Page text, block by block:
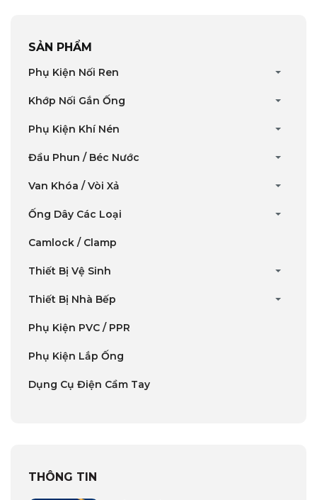
SẢN PHẨM
Phụ Kiện Nối Ren
Khớp Nối Gắn Ống
Phụ Kiện Khí Nén
Đầu Phun / Béc Nước
Van Khóa / Vòi Xả
Ống Dây Các Loại
Camlock / Clamp
Thiết Bị Vệ Sinh
Thiết Bị Nhà Bếp
Phụ Kiện PVC / PPR
Phụ Kiện Lắp Ống
Dụng Cụ Điện Cầm Tay
THÔNG TIN